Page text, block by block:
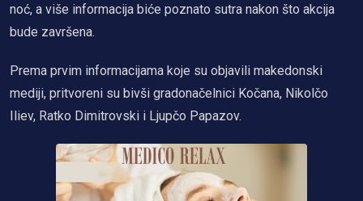
noć, a više informacija biće poznato sutra nakon što akcija
bude završena.
Prema prvim informacijama koje su objavili makedonski
mediji, pritvoreni su bivši gradonačelnici Kočana, Nikolčo
Iliev, Ratko Dimitrovski i Ljupčo Papazov.